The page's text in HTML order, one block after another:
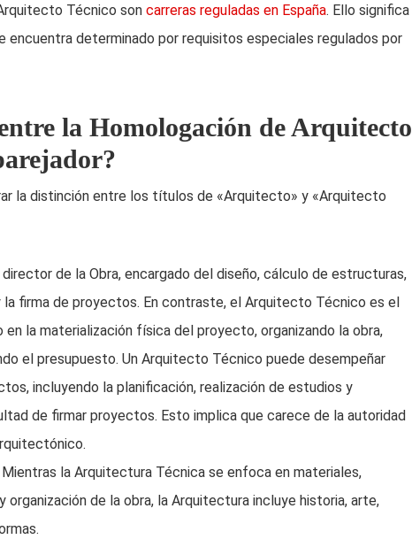
Técnico son carreras reguladas en España. Ello significa
encuentra determinado por requisitos especiales regulados por
la Homologación de Arquitecto
la distinción entre los títulos de «Arquitecto» y «Arquitecto
de la Obra, encargado del diseño, cálculo de estructuras,
firma de proyectos. En contraste, el Arquitecto Técnico es el
la materialización física del proyecto, organizando la obra,
el presupuesto. Un Arquitecto Técnico puede desempeñar
incluyendo la planificación, realización de estudios y
de firmar proyectos. Esto implica que carece de la autoridad
Mientras la Arquitectura Técnica se enfoca en materiales,
de la obra, la Arquitectura incluye historia, arte,